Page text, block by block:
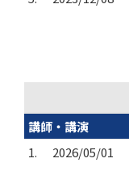
講師・講演
1.
2026/05/01